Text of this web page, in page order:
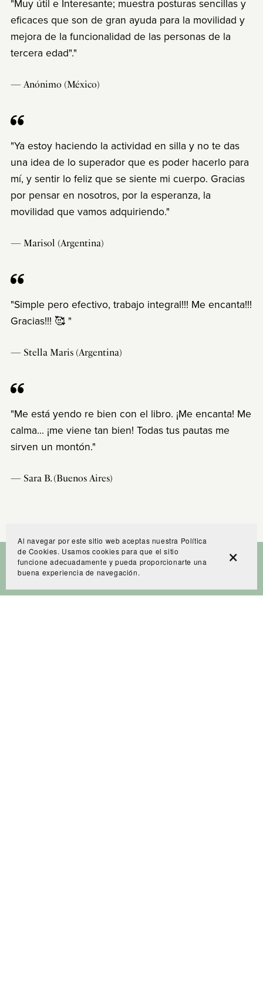
"Muy útil e Interesante; muestra posturas sencillas y
eficaces que son de gran ayuda para la movilidad y
mejora de la funcionalidad de las personas de la
tercera edad"."
— Anónimo (México)
"Ya estoy haciendo la actividad en silla y no te das
una idea de lo superador que es poder hacerlo para
mí, y sentir lo feliz que se siente mi cuerpo. Gracias
por pensar en nosotros, por la esperanza, la
movilidad que vamos adquiriendo."
— Marisol (Argentina)
"Simple pero efectivo, trabajo integral!!! Me encanta!!!
Gracias!!! 🥰 "
— Stella Maris (Argentina)
"Me está yendo re bien con el libro. ¡Me encanta! Me
calma... ¡me viene tan bien! Todas tus pautas me
sirven un montón."
— Sara B. (Buenos Aires)
Al navegar por este sitio web aceptas nuestra Política
de Cookies. Usamos cookies para que el sitio
funcione adecuadamente y pueda proporcionarte una
buena experiencia de navegación.